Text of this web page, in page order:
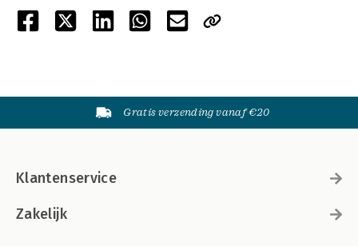
Gratis verzending vanaf €20
Klantenservice
Zakelijk